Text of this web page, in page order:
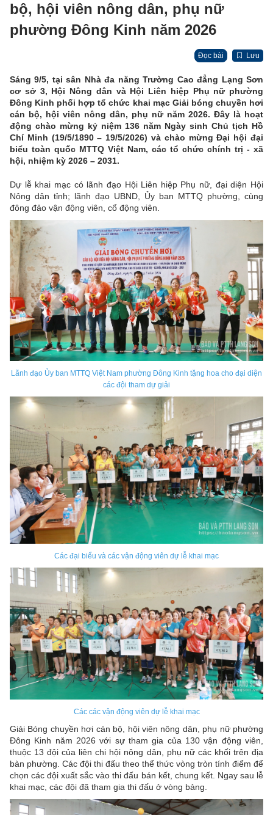
bộ, hội viên nông dân, phụ nữ
phường Đông Kinh năm 2026
Đọc bài Lưu
Sáng 9/5, tại sân Nhà đa năng Trường Cao đẳng Lạng Sơn
cơ sở 3, Hội Nông dân và Hội Liên hiệp Phụ nữ phường
Đông Kinh phối hợp tổ chức khai mạc Giải bóng chuyền hơi
cán bộ, hội viên nông dân, phụ nữ năm 2026. Đây là hoạt
động chào mừng kỷ niệm 136 năm Ngày sinh Chủ tịch Hồ
Chí Minh (19/5/1890 – 19/5/2026) và chào mừng Đại hội đại
biểu toàn quốc MTTQ Việt Nam, các tổ chức chính trị - xã
hội, nhiệm kỳ 2026 – 2031.
Dự lễ khai mạc có lãnh đạo Hội Liên hiệp Phụ nữ, đại diện Hội
Nông dân tỉnh; lãnh đạo UBND, Ủy ban MTTQ phường, cùng
đông đảo vận động viên, cổ động viên.
Lãnh đạo Ủy ban MTTQ Việt Nam phường Đông Kinh tặng hoa cho đại diện
các đội tham dự giải
Các đại biểu và các vận động viên dự lễ khai mạc
Các các vận động viên dự lễ khai mạc
Giải Bóng chuyền hơi cán bộ, hội viên nông dân, phụ nữ phường
Đông Kinh năm 2026 với sự tham gia của 130 vận động viên,
thuộc 13 đội của liên chi hội nông dân, phụ nữ các khối trên địa
bàn phường. Các đội thi đấu theo thể thức vòng tròn tính điểm để
chọn các đội xuất sắc vào thi đấu bán kết, chung kết. Ngay sau lễ
khai mạc, các đội đã tham gia thi đấu ở vòng bảng.